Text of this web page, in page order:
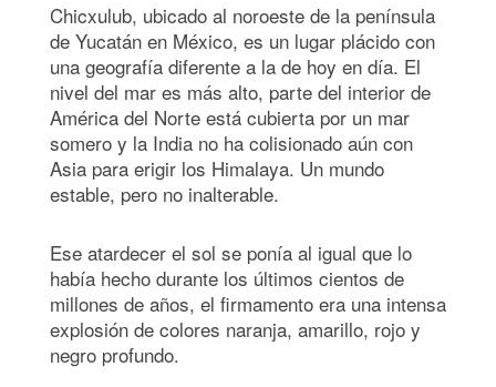
Chicxulub, ubicado al noroeste de la península
de Yucatán en México, es un lugar plácido con
una geografía diferente a la de hoy en día. El
nivel del mar es más alto, parte del interior de
América del Norte está cubierta por un mar
somero y la India no ha colisionado aún con
Asia para erigir los Himalaya. Un mundo
estable, pero no inalterable.
Ese atardecer el sol se ponía al igual que lo
había hecho durante los últimos cientos de
millones de años, el firmamento era una intensa
explosión de colores naranja, amarillo, rojo y
negro profundo.